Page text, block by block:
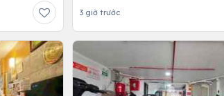
3 giờ trước